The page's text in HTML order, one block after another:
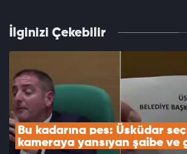
İlginizi Çekebilir
Bu kadarına pes: Üsküdar
kameraya yansıyan şaibe ve